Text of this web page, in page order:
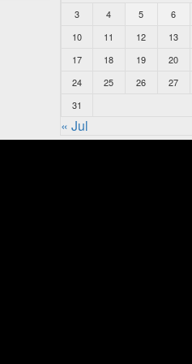
3
4 5 6
10
11 12 13
17
18 19 20
24
25 26 27
31
« Jul